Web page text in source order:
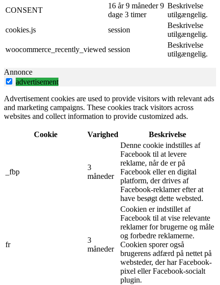
CONSENT
16 år 9 måneder 9
dage 3 timer
Beskrivelse
utilgængelig.
cookies.js
session
Beskrivelse
utilgængelig.
woocommerce_recently_viewed session
Beskrivelse
utilgængelig.
Annonce
advertisement
Advertisement cookies are used to provide visitors with relevant ads
and marketing campaigns. These cookies track visitors across
websites and collect information to provide customized ads.
Cookie Varighed Beskrivelse
_fbp
3
måneder
Denne cookie indstilles af
Facebook til at levere
reklame, når de er på
Facebook eller en digital
platform, der drives af
Facebook-reklamer efter at
have besøgt dette websted.
fr
3
måneder
Cookien er indstillet af
Facebook til at vise relevante
reklamer for brugerne og måle
og forbedre reklamerne.
Cookien sporer også
brugerens adfærd på nettet på
websteder, der har Facebook-
pixel eller Facebook-socialt
plugin.